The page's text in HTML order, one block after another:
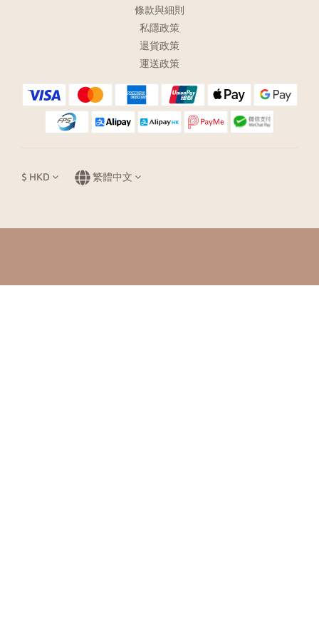
條款與細則
私隱政策
退貨政策
運送政策
$ HKD 繁體中文